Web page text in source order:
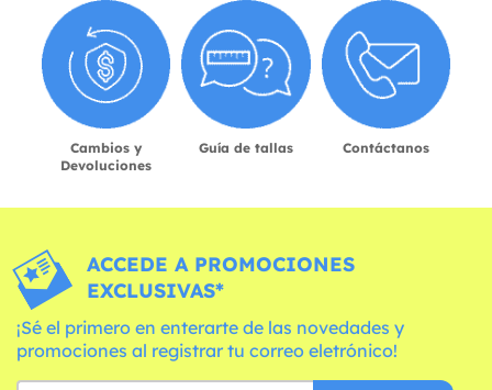
Cambios y
Devoluciones
Guía de tallas Contáctanos
ACCEDE A PROMOCIONES
EXCLUSIVAS*
¡Sé el primero en enterarte de las novedades y
promociones al registrar tu correo eletrónico!